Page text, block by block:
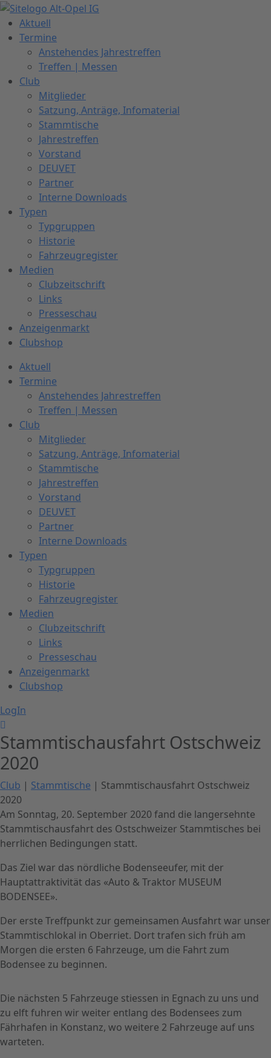
Zum
Inhalt
springen
Aktuell
Termine
Anstehendes Jahrestreffen
Treffen | Messen
Club
Mitglieder
Satzung, Anträge, Infomaterial
Stammtische
Jahrestreffen
Vorstand
DEUVET
Partner
Interne Downloads
Typen
Typgruppen
Historie
Fahrzeugregister
Medien
Clubzeitschrift
Links
Presseschau
Anzeigenmarkt
Clubshop
Aktuell
Termine
Anstehendes Jahrestreffen
Treffen | Messen
Club
Mitglieder
Satzung, Anträge, Infomaterial
Stammtische
Jahrestreffen
Vorstand
DEUVET
Partner
Interne Downloads
Typen
Typgruppen
Historie
Fahrzeugregister
Medien
Clubzeitschrift
Links
Presseschau
Anzeigenmarkt
Clubshop
LogIn
Stammtischausfahrt Ostschweiz
2020
Club | Stammtische | Stammtischausfahrt Ostschweiz
2020
Am Sonntag, 20. September 2020 fand die langersehnte
Stammtischausfahrt des Ostschweizer Stammtisches bei
herrlichen Bedingungen statt.
Das Ziel war das nördliche Bodenseeufer, mit der
Hauptattraktivität das «Auto & Traktor MUSEUM
BODENSEE».
Der erste Treffpunkt zur gemeinsamen Ausfahrt war unser
Stammtischlokal in Oberriet. Dort trafen sich früh am
Morgen die ersten 6 Fahrzeuge, um die Fahrt zum
Bodensee zu beginnen.
Die nächsten 5 Fahrzeuge stiessen in Egnach zu uns und
zu elft fuhren wir weiter entlang des Bodensees zum
Fährhafen in Konstanz, wo weitere 2 Fahrzeuge auf uns
warteten.